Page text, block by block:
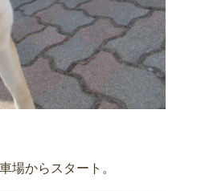
場からスタート。